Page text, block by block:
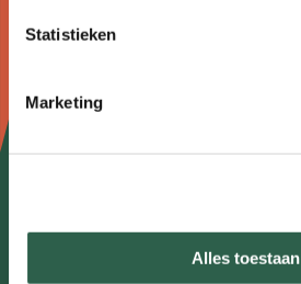
Statistieken
Marketing
Alles toestaan
Nieuws
Kennisplein
Over ons
Meldpunt